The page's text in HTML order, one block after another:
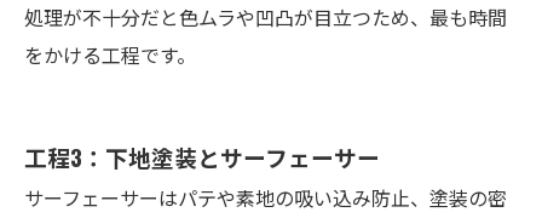
処理が不十分だと色ムラや凹凸が目立つため、最も時間
をかける工程です。
工程3：下地塗装とサーフェーサー
サーフェーサーはパテや素地の吸い込み防止、塗装の密